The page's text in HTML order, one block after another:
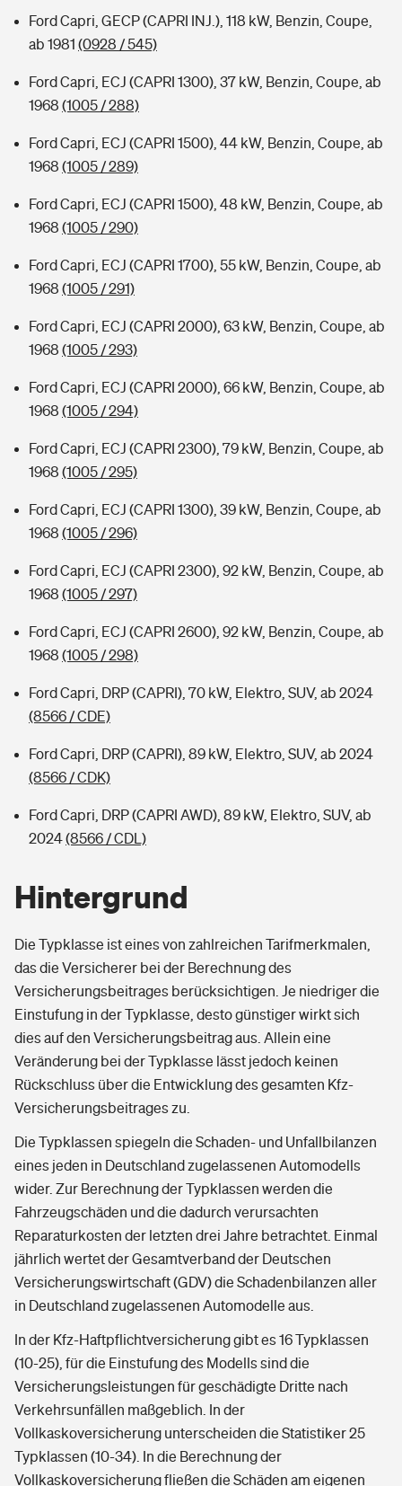
Ford Capri, GECP (CAPRI INJ.), 118 kW, Benzin, Coupe,
ab 1981 (0928 / 545)
Ford Capri, ECJ (CAPRI 1300), 37 kW, Benzin, Coupe, ab
1968 (1005 / 288)
Ford Capri, ECJ (CAPRI 1500), 44 kW, Benzin, Coupe, ab
1968 (1005 / 289)
Ford Capri, ECJ (CAPRI 1500), 48 kW, Benzin, Coupe, ab
1968 (1005 / 290)
Ford Capri, ECJ (CAPRI 1700), 55 kW, Benzin, Coupe, ab
1968 (1005 / 291)
Ford Capri, ECJ (CAPRI 2000), 63 kW, Benzin, Coupe, ab
1968 (1005 / 293)
Ford Capri, ECJ (CAPRI 2000), 66 kW, Benzin, Coupe, ab
1968 (1005 / 294)
Ford Capri, ECJ (CAPRI 2300), 79 kW, Benzin, Coupe, ab
1968 (1005 / 295)
Ford Capri, ECJ (CAPRI 1300), 39 kW, Benzin, Coupe, ab
1968 (1005 / 296)
Ford Capri, ECJ (CAPRI 2300), 92 kW, Benzin, Coupe, ab
1968 (1005 / 297)
Ford Capri, ECJ (CAPRI 2600), 92 kW, Benzin, Coupe, ab
1968 (1005 / 298)
Ford Capri, DRP (CAPRI), 70 kW, Elektro, SUV, ab 2024
(8566 / CDE)
Ford Capri, DRP (CAPRI), 89 kW, Elektro, SUV, ab 2024
(8566 / CDK)
Ford Capri, DRP (CAPRI AWD), 89 kW, Elektro, SUV, ab
2024(8566 / CDL)
Hintergrund
Die Typklasse ist eines von zahlreichen Tarifmerkmalen,
das die Versicherer bei der Berechnung des
Versicherungsbeitrages berücksichtigen. Je niedriger die
Einstufung in der Typklasse, desto günstiger wirkt sich
dies auf den Versicherungsbeitrag aus. Allein eine
Veränderung bei der Typklasse lässt jedoch keinen
Rückschluss über die Entwicklung des gesamten Kfz-
Versicherungsbeitrages zu.
Die Typklassen spiegeln die Schaden- und Unfallbilanzen
eines jeden in Deutschland zugelassenen Automodells
wider. Zur Berechnung der Typklassen werden die
Fahrzeugschäden und die dadurch verursachten
Reparaturkosten der letzten drei Jahre betrachtet. Einmal
jährlich wertet der Gesamtverband der Deutschen
Versicherungswirtschaft (GDV) die Schadenbilanzen aller
in Deutschland zugelassenen Automodelle aus.
In der Kfz-Haftpflichtversicherung gibt es 16 Typklassen
(10-25), für die Einstufung des Modells sind die
Versicherungsleistungen für geschädigte Dritte nach
Verkehrsunfällen maßgeblich. In der
Vollkaskoversicherung unterscheiden die Statistiker 25
Typklassen (10-34). In die Berechnung der
Vollkaskoversicherung fließen die Schäden am eigenen